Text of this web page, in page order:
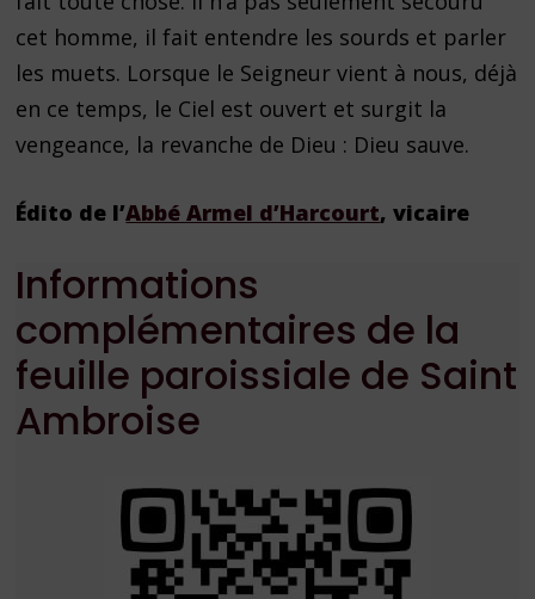
cet homme, il fait entendre les sourds et parler
les muets. Lorsque le Seigneur vient à nous, déjà
en ce temps, le Ciel est ouvert et surgit la
vengeance, la revanche de Dieu : Dieu sauve.
Édito de l’Abbé Armel d’Harcourt, vicaire
Informations
complémentaires de la
feuille paroissiale de Saint
Ambroise